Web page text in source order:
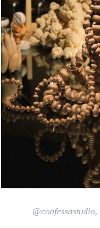
@confessastudio,